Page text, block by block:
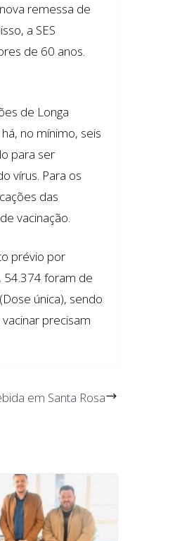
remessa de
a SES
de 60 anos.
de Longa
no mínimo, seis
para ser
vírus. Para os
das
vacinação.
prévio por
54.374 foram de
única), sendo
precisam
em Santa Rosa